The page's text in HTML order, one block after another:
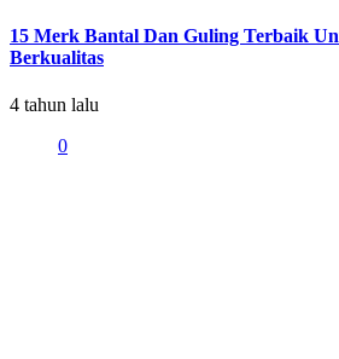
15 Merk Bantal Dan Guling Terbaik
Berkualitas
4 tahun lalu
0